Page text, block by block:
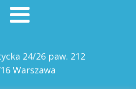
24/26 paw. 212
Warszawa